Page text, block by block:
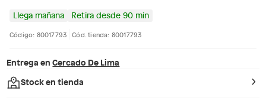
Llega mañana Retira desde 90 min
Código: 80017793 Cód. tienda: 80017793
Entrega en Cercado De Lima
Stock en tienda